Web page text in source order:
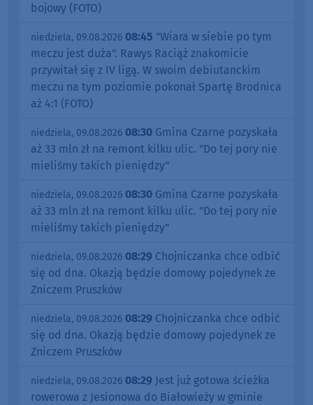
bojowy (FOTO)
niedziela, 09.08.2026 08:45 "Wiara w siebie po tym
meczu jest duża". Rawys Raciąż znakomicie
przywitał się z IV ligą. W swoim debiutanckim
meczu na tym poziomie pokonał Spartę Brodnica
aż 4:1 (FOTO)
niedziela, 09.08.2026 08:30 Gmina Czarne pozyskała
aż 33 mln zł na remont kilku ulic. "Do tej pory nie
mieliśmy takich pieniędzy"
niedziela, 09.08.2026 08:30 Gmina Czarne pozyskała
aż 33 mln zł na remont kilku ulic. "Do tej pory nie
mieliśmy takich pieniędzy"
niedziela, 09.08.2026 08:29 Chojniczanka chce odbić
się od dna. Okazją będzie domowy pojedynek ze
Zniczem Pruszków
niedziela, 09.08.2026 08:29 Chojniczanka chce odbić
się od dna. Okazją będzie domowy pojedynek ze
Zniczem Pruszków
niedziela, 09.08.2026 08:29 Jest już gotowa ścieżka
rowerowa z Jesionowa do Białowieży w gminie